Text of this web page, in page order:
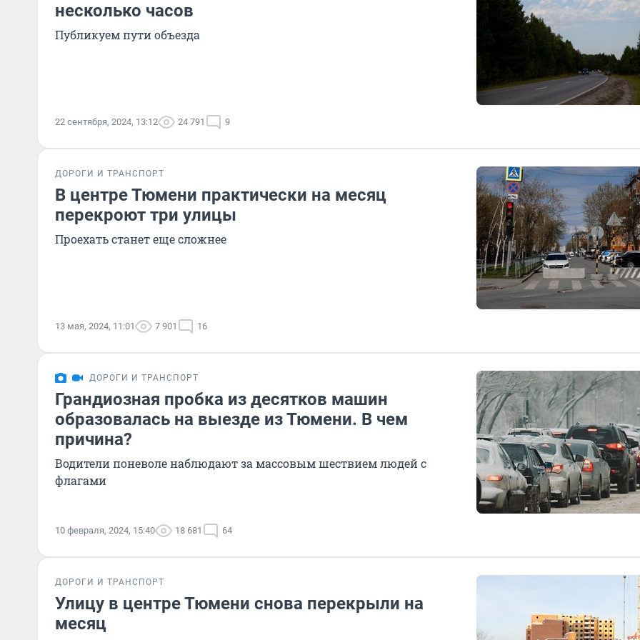
несколько часов
Публикуем пути объезда
22 сентября, 2024, 13:12 24 791 9
ДОРОГИ И ТРАНСПОРТ
В центре Тюмени практически на месяц
перекроют три улицы
Проехать станет еще сложнее
13 мая, 2024, 11:01 7 901 16
ДОРОГИ И ТРАНСПОРТ
Грандиозная пробка из десятков машин
образовалась на выезде из Тюмени. В чем
причина?
Водители поневоле наблюдают за массовым шествием людей с
флагами
10 февраля, 2024, 15:40 18 681 64
ДОРОГИ И ТРАНСПОРТ
Улицу в центре Тюмени снова перекрыли на
месяц